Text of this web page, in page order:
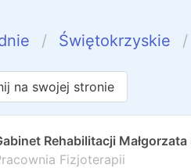
Świętokrzyskie
na swojej stronie
Rehabilitacji
Fizjoterapii